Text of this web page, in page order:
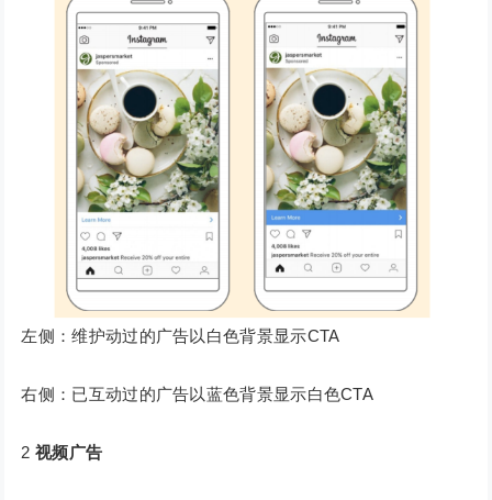
左侧：维护动过的广告以白色背景显示CTA
右侧：已互动过的广告以蓝色背景显示白色CTA
2视频广告